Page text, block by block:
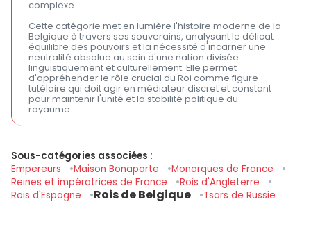
complexe.
Cette catégorie met en lumière l'histoire moderne de la
Belgique à travers ses souverains, analysant le délicat
équilibre des pouvoirs et la nécessité d'incarner une
neutralité absolue au sein d'une nation divisée
linguistiquement et culturellement. Elle permet
d'appréhender le rôle crucial du Roi comme figure
tutélaire qui doit agir en médiateur discret et constant
pour maintenir l'unité et la stabilité politique du
royaume.
Sous-catégories associées :
Empereurs
Maison Bonaparte
Monarques de France
Reines et impératrices de France
Rois d'Angleterre
Rois d'Espagne
Rois de Belgique Tsars de Russie